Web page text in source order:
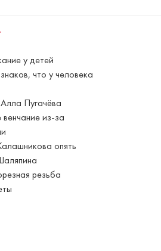
у детей
что у человека
Алла Пугачёва
из-за
опять
резьба